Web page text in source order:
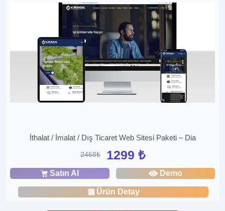
İthalat / İmalat / Dış Ticaret Web Sitesi Paketi – Dia
2468₺ 1299 ₺
Satın Al Demo
Ürün Detay